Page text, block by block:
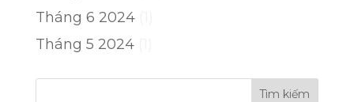
Tháng 6 2024(1)
Tháng 5 2024(1)
Tìm kiếm